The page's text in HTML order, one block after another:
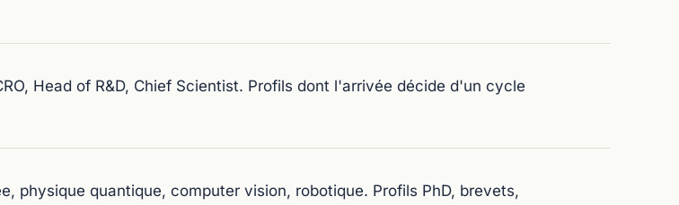
Head of R&D, Chief Scientist. Profils dont l'arrivée décide d'un cycle
physique quantique, computer vision, robotique. Profils PhD, brevets,